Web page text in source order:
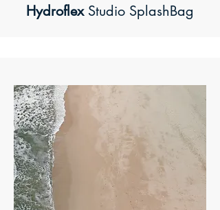
HydroflexStudio SplashBag